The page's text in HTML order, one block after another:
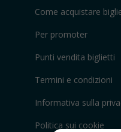
Come acquistare
Per promoter
Punti vendita biglietti
Termini e condizioni
Informativa sulla
Politica sui cookie